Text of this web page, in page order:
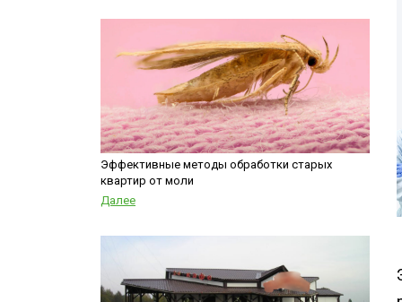
Паук
Чешуйницы
Многоквартирный дом
Вши
Эффективные методы обработки старых
квартир от моли
Далее